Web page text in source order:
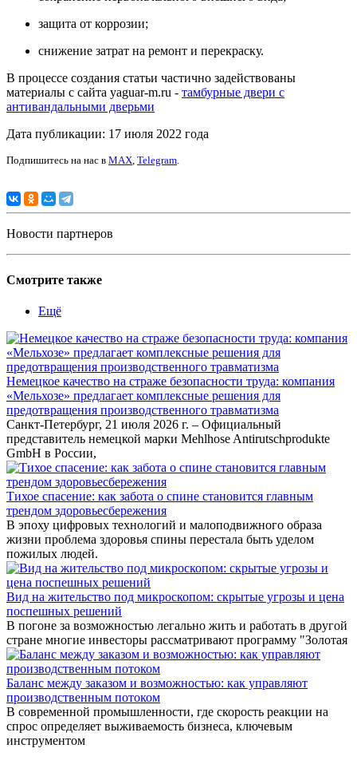
защита от коррозии;
снижение затрат на ремонт и перекраску.
В процессе создания статьи частично задействованы
материалы с сайта yaguar-m.ru - тамбурные двери с
антивандальными дверьми
Дата публикации: 17 июля 2022 года
Подпишитесь на нас в MAX, Telegram.
Новости партнеров
Смотрите также
Ещё
Немецкое качество на страже безопасности труда: компания
«Мельхозе» предлагает комплексные решения для
предотвращения производственного травматизма
Санкт-Петербург, 21 июля 2026 г. – Официальный
представитель немецкой марки Mehlhose Antirutschprodukte
GmbH в России,
Тихое спасение: как забота о спине становится главным
трендом здоровьесбережения
В эпоху цифровых технологий и малоподвижного образа
жизни проблема здоровья спины перестала быть уделом
пожилых людей.
Вид на жительство под микроскопом: скрытые угрозы и цена
поспешных решений
В погоне за возможностью легально жить и работать в другой
стране многие инвесторы рассматривают программу "Золотая
Баланс между заказом и возможностью: как управляют
производственным потоком
В современной промышленности, где скорость реакции на
спрос определяет выживаемость бизнеса, ключевым
инструментом